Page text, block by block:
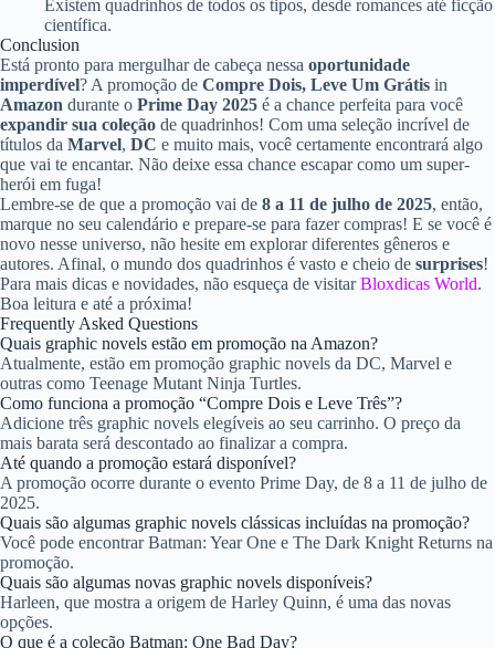
Existem quadrinhos de todos os tipos, desde romances até ficção
científica.
Conclusion
Está pronto para mergulhar de cabeça nessa oportunidade
imperdível? A promoção de Compre Dois, Leve Um Grátis in
Amazon durante o Prime Day 2025 é a chance perfeita para você
expandir sua coleção de quadrinhos! Com uma seleção incrível de
títulos da Marvel, DC e muito mais, você certamente encontrará algo
que vai te encantar. Não deixe essa chance escapar como um super-
herói em fuga!
Lembre-se de que a promoção vai de 8 a 11 de julho de 2025, então,
marque no seu calendário e prepare-se para fazer compras! E se você é
novo nesse universo, não hesite em explorar diferentes gêneros e
autores. Afinal, o mundo dos quadrinhos é vasto e cheio de surprises!
Para mais dicas e novidades, não esqueça de visitarBloxdicas World.
Boa leitura e até a próxima!
Frequently Asked Questions
Quais graphic novels estão em promoção na Amazon?
Atualmente, estão em promoção graphic novels da DC, Marvel e
outras como Teenage Mutant Ninja Turtles.
Como funciona a promoção “Compre Dois e Leve Três”?
Adicione três graphic novels elegíveis ao seu carrinho. O preço da
mais barata será descontado ao finalizar a compra.
Até quando a promoção estará disponível?
A promoção ocorre durante o evento Prime Day, de 8 a 11 de julho de
2025.
Quais são algumas graphic novels clássicas incluídas na promoção?
Você pode encontrar Batman: Year One e The Dark Knight Returns na
promoção.
Quais são algumas novas graphic novels disponíveis?
Harleen, que mostra a origem de Harley Quinn, é uma das novas
opções.
O que é a coleção Batman: One Bad Day?